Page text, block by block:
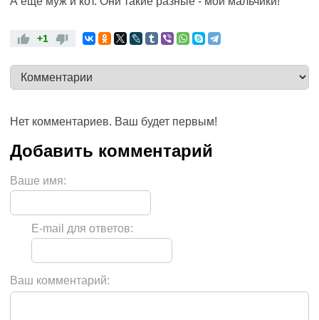
+1
Нет комментариев. Ваш будет первым!
Ваше имя:
E-mail для ответов:
Ваш комментарий: